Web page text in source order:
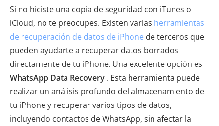
Si no hiciste una copia de seguridad con iTunes o
iCloud, no te preocupes. Existen varias herramientas
de recuperación de datos de iPhone de terceros que
pueden ayudarte a recuperar datos borrados
directamente de tu iPhone. Una excelente opción es
WhatsApp Data Recovery . Esta herramienta puede
realizar un análisis profundo del almacenamiento de
tu iPhone y recuperar varios tipos de datos,
incluyendo contactos de WhatsApp, sin afectar la